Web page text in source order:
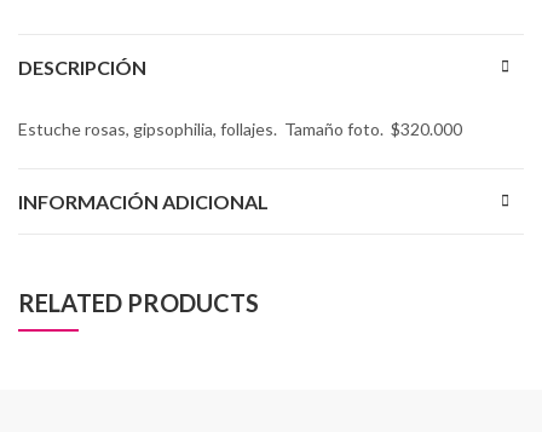
DESCRIPCIÓN
Estuche rosas, gipsophilia, follajes. Tamaño foto. $320.000
INFORMACIÓN ADICIONAL
RELATED PRODUCTS